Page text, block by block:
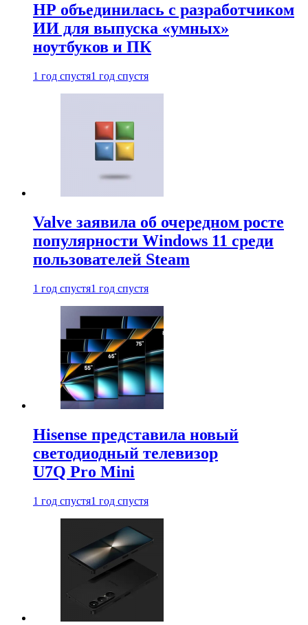
HP объединилась с разработчиком
ИИ для выпуска «умных»
ноутбуков и ПК
1 год спустя1 год спустя
Valve заявила об очередном росте
популярности Windows 11 среди
пользователей Steam
1 год спустя1 год спустя
Hisense представила новый
светодиодный телевизор
U7Q Pro Mini
1 год спустя1 год спустя